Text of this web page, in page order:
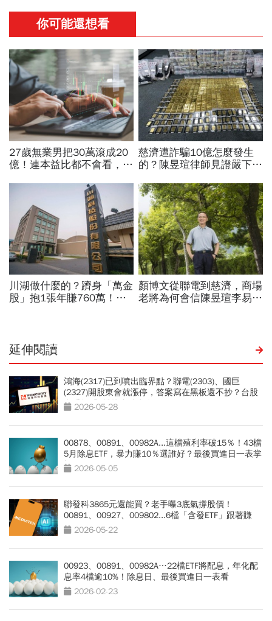
延伸閱讀
鴻海(2317)已到噴出臨界點？聯電(2303)、國巨
(2327)開股東會就漲停，答案寫在黑板還不抄？台股
老手揭「3檔接力噴出名單」
2026-05-28
00878、00891、00982A...這檔殖利率破15％！43檔
5月除息ETF，暴力賺10％選誰好？最後買進日一表掌
握 2026-05-05
聯發科3865元還能買？老手曝3底氣撐股價！
00891、00927、009802...6檔「含發ETF」跟著賺
2026-05-22
00923、00891、00982A…22檔ETF將配息，年化配
息率4檔逾10%！除息日、最後買進日一表看
2026-02-23